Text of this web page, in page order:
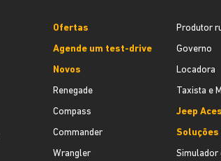
Ofertas
Agende um test-drive
Novos
Renegade
Compass
Commander
Wrangler
Produtor
Governo
Locadora
Taxista e
Jeep
Simulador